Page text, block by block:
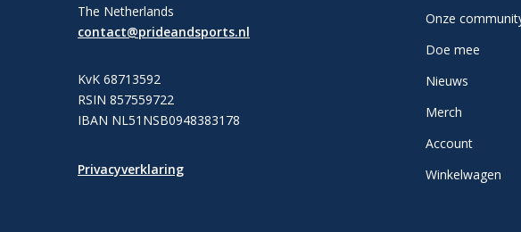
The Netherlands
contact@prideandsports.nl
KvK 68713592
RSIN 857559722
IBAN NL51NSB0948383178
Privacyverklaring
Onze
Doe mee
Nieuws
Merch
Account
Winkelwagen